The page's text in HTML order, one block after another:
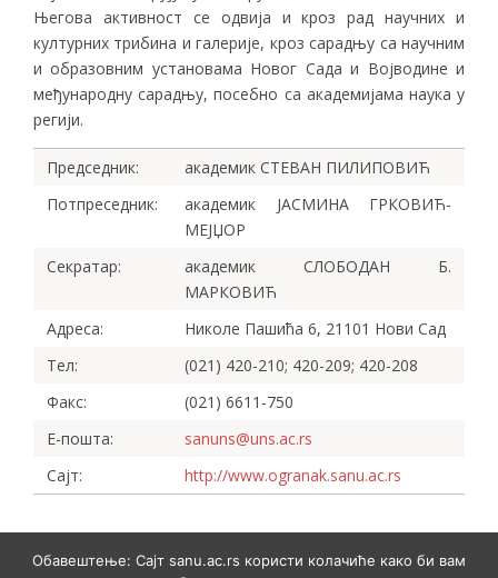
Његова активност се одвија и кроз рад научних и
културних трибина и галерије, кроз сарадњу са научним
и образовним установама Новог Сада и Војводине и
међународну сарадњу, посебно са академијама наука у
регији.
Председник:
академик СТЕВАН ПИЛИПОВИЋ
Потпреседник:
академик ЈАСМИНА ГРКОВИЋ-
МЕЈЏОР
Секратар:
академик СЛОБОДАН Б.
МАРКОВИЋ
Адреса:
Николе Пашића 6, 21101 Нови Сад
Тел:
(021) 420-210; 420-209; 420-208
Факс:
(021) 6611-750
Е-пошта:
sanuns@uns.ac.rs
Сајт:
http://www.ogranak.sanu.ac.rs
Обавештење: Сајт sanu.ac.rs користи колачиће како би вам